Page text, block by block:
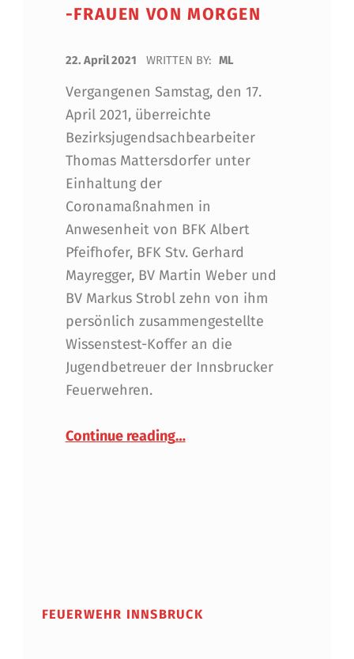
-FRAUEN VON MORGEN
22. April 2021 WRITTEN BY: ML
Vergangenen Samstag, den 17.
April 2021, überreichte
Bezirksjugendsachbearbeiter
Thomas Mattersdorfer unter
Einhaltung der
Coronamaßnahmen in
Anwesenheit von BFK Albert
Pfeifhofer, BFK Stv. Gerhard
Mayregger, BV Martin Weber und
BV Markus Strobl zehn von ihm
persönlich zusammengestellte
Wissenstest-Koffer an die
Jugendbetreuer der Innsbrucker
Feuerwehren.
Continue reading…
FEUERWEHR INNSBRUCK